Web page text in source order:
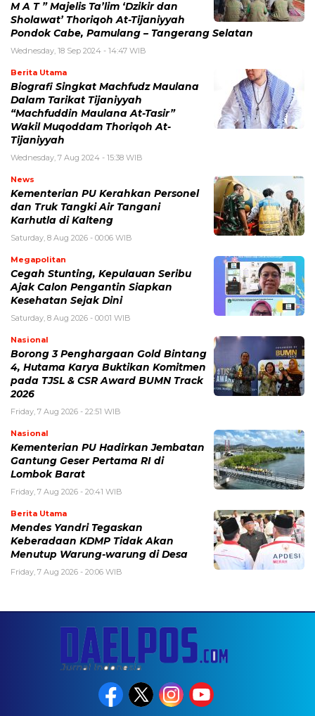
M A T ” Majelis Ta’lim ‘Dzikir dan
Sholawat’ Thoriqoh At-Tijaniyyah
Pondok Cabe, Pamulang – Tangerang Selatan
Wednesday, 18 Sep 2024 - 14:47 WIB
Berita Utama
Biografi Singkat Machfudz Maulana
Dalam Tarikat Tijaniyyah
“Machfuddin Maulana At-Tasir”
Wakil Muqoddam Thoriqoh At-
Tijaniyyah
Wednesday, 7 Aug 2024 - 15:38 WIB
News
Kementerian PU Kerahkan Personel
dan Truk Tangki Air Tangani
Karhutla di Kalteng
Saturday, 8 Aug 2026 - 00:06 WIB
Megapolitan
Cegah Stunting, Kepulauan Seribu
Ajak Calon Pengantin Siapkan
Kesehatan Sejak Dini
Saturday, 8 Aug 2026 - 00:01 WIB
Nasional
Borong 3 Penghargaan Gold Bintang
4, Hutama Karya Buktikan Komitmen
pada TJSL & CSR Award BUMN Track
2026
Friday, 7 Aug 2026 - 22:51 WIB
Nasional
Kementerian PU Hadirkan Jembatan
Gantung Geser Pertama RI di
Lombok Barat
Friday, 7 Aug 2026 - 20:41 WIB
Berita Utama
Mendes Yandri Tegaskan
Keberadaan KDMP Tidak Akan
Menutup Warung-warung di Desa
Friday, 7 Aug 2026 - 20:06 WIB